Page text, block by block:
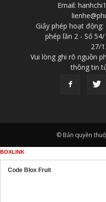
Email:
Giấy phép hoạt động:
phép lần 2 - Số
27/
Vui lòng ghi rõ nguồn
thông tin
© Bản quyền
BOXLINK
Code Blox Fruit